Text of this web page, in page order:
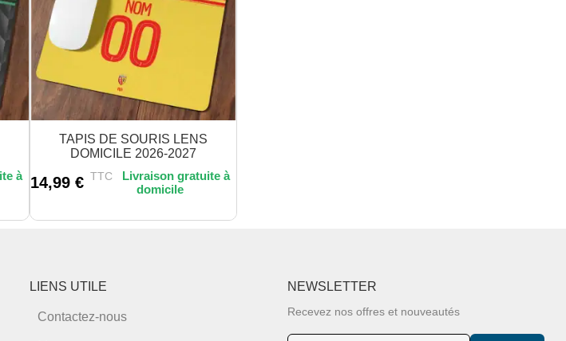
TAPIS DE SOURIS LENS
DOMICILE 2026-2027
14,99 € TTC
LIENS UTILE
Contactez-nous
NEWSLETTER
Recevez nos offres et nouveautés